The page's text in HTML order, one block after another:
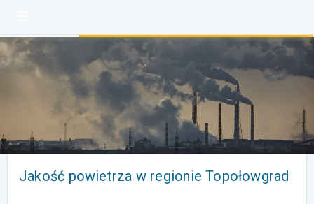
Jakość powietrza w regionie Topołowgrad